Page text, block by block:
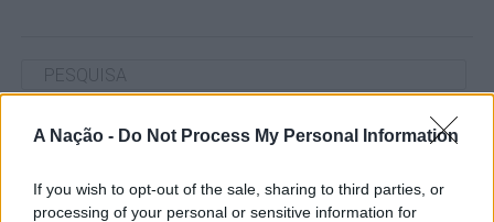
A Nação - Do Not Process My Personal Information
If you wish to opt-out of the sale, sharing to third parties, or
processing of your personal or sensitive information for
ARTIGOS RECENTES
com vitória do francês Luca Van Assche